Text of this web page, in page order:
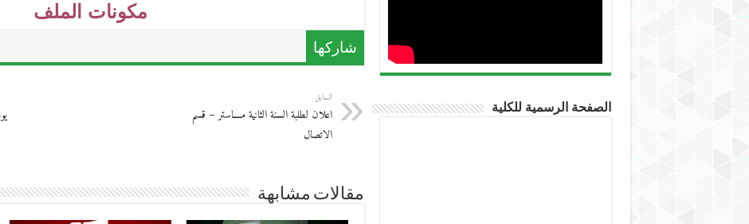
قصيرة
مكونات الملف
شاركها
السابق
اعلان لطلبة السنة الثانية مــــاستر – قسم
الاتصال
مقالات مشابهة
الصفحة الرسمية للكلية